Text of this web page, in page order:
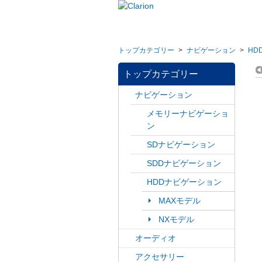
トップカテゴリー > ナビゲーション >
トップカテゴリー
ナビゲーション
メモリーナビゲーショ
ン
SDナビゲーション
SDDナビゲーション
HDDナビゲーション
MAXモデル
NXモデル
オーディオ
アクセサリー